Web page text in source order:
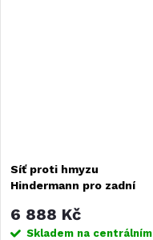
Síť proti hmyzu
Hindermann pro zadní
6 888 Kč
Skladem na centrálním